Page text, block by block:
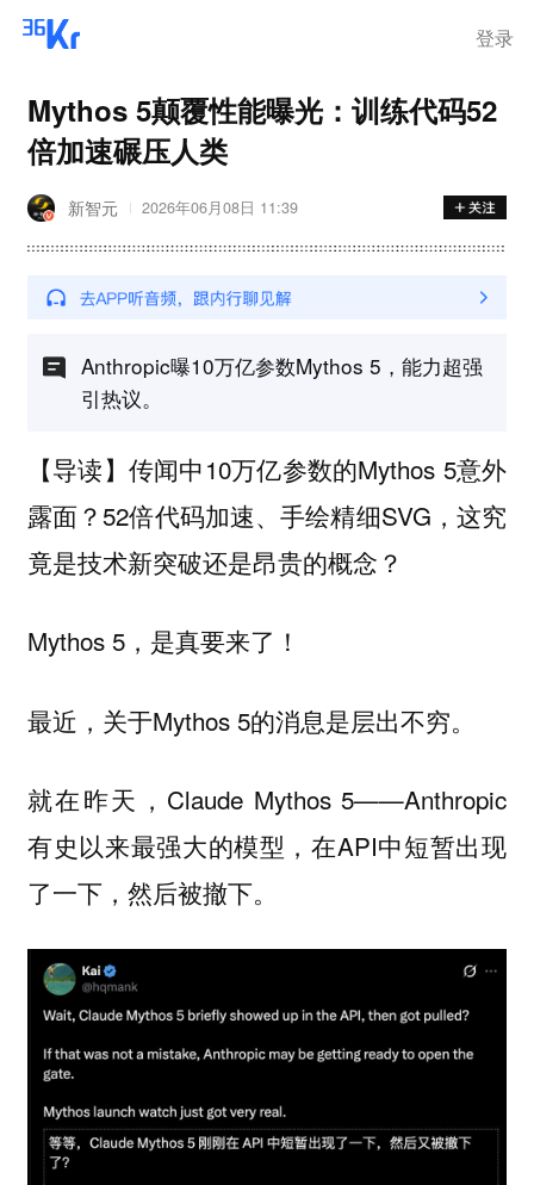
登录
Mythos 5颠覆性能曝光：训练代码52
倍加速碾压人类
新智元 2026年06月08日 11:39
Anthropic曝10万亿参数Mythos 5，能力超强
引热议。
【导读】 传闻中10万亿参数的Mythos 5意外
露面？52倍代码加速、手绘精细SVG，这究
竟是技术新突破还是昂贵的概念？
Mythos 5，是真要来了！
最近，关于Mythos 5的消息是层出不穷。
就在昨天，Claude Mythos 5——Anthropic
有史以来最强大的模型，在API中短暂出现
了一下，然后被撤下。